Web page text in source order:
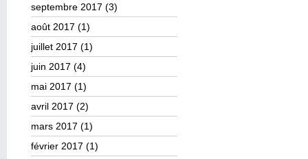
septembre 2017 (3)
août 2017 (1)
juillet 2017 (1)
juin 2017 (4)
mai 2017 (1)
avril 2017 (2)
mars 2017 (1)
février 2017 (1)